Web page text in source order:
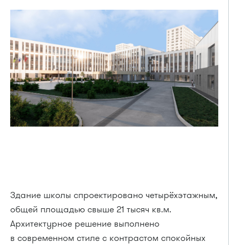
Здание школы спроектировано четырёхэтажным,
общей площадью свыше 21 тысяч кв.м.
Архитектурное решение выполнено
в современном стиле с контрастом спокойных